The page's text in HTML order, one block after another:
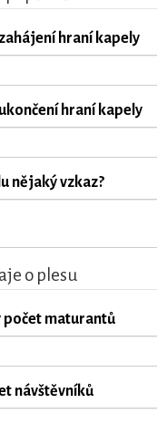
hraní kapely
hraní kapely
nějaký vzkaz?
o plesu
počet maturantů
návštěvníků